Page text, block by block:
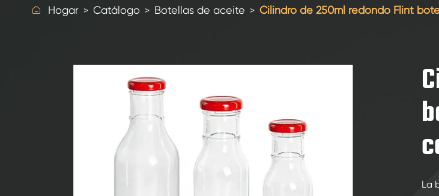
BOTELLAS DE VIDRIO DE VINO
BOTELLAS DE VIDRIO CHAMPÁN
BOTELLAS DE CERVEZA
BOTELLAS DE ACEITE
700ml botellas de vidrio de bebidas espirituosas
500ml botellas de vidrio de bebidas espirituosas
50ml de botellas de vidrio de bebidas espirituosas
100mL botellas de vidrio de bebidas espirituosas
200ml botellas de vidrio de bebidas espirituosas
 Hogar Catálogo Botellas de aceite Cilindro de 250ml redondo Flint
La